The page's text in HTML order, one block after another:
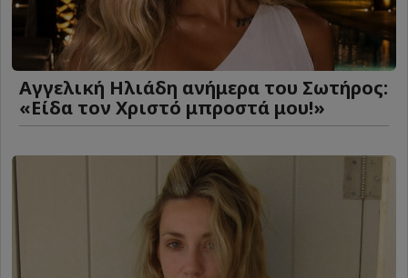
Αγγελική Ηλιάδη ανήμερα του Σωτήρος:
«Είδα τον Χριστό μπροστά μου!»